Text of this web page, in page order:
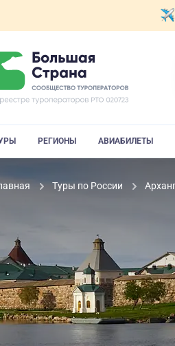
РЕГИОНЫ АВИАБИЛЕТЫ
Туры по России